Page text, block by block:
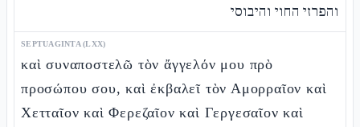
והפרזי החוי והיבוסי
SEPTUAGINTA (LXX)
καὶ συναποστελῶ τὸν ἄγγελόν μου πρὸ
προσώπου σου, καὶ ἐκβαλεῖ τὸν Αμορραῖον καὶ
Χετταῖον καὶ Φερεζαῖον καὶ Γεργεσαῖον καὶ